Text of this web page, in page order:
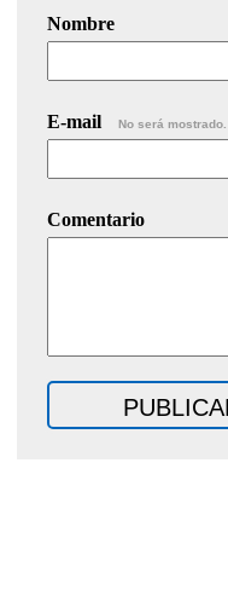
Nombre
E-mail No será mostrado.
Comentario